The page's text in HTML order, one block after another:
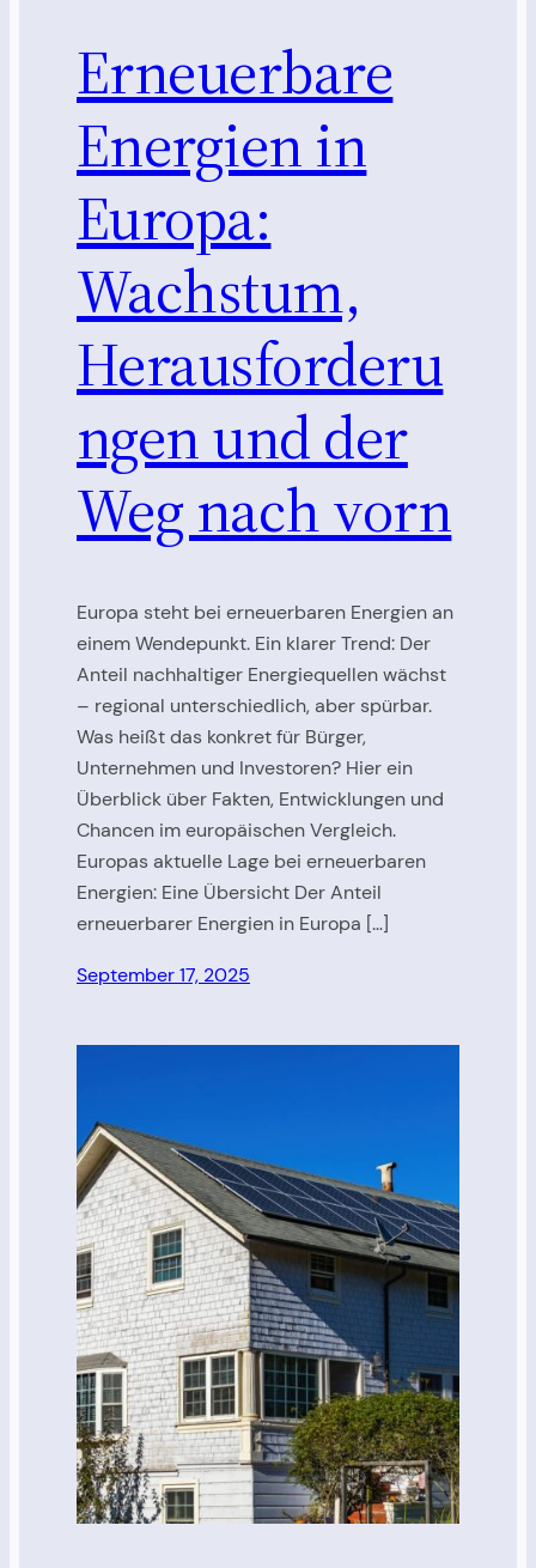
Erneuerbare
Energien in
Europa:
Wachstum,
Herausforderu
ngen und der
Weg nach vorn
Europa steht bei erneuerbaren Energien an
einem Wendepunkt. Ein klarer Trend: Der
Anteil nachhaltiger Energiequellen wächst
– regional unterschiedlich, aber spürbar.
Was heißt das konkret für Bürger,
Unternehmen und Investoren? Hier ein
Überblick über Fakten, Entwicklungen und
Chancen im europäischen Vergleich.
Europas aktuelle Lage bei erneuerbaren
Energien: Eine Übersicht Der Anteil
erneuerbarer Energien in Europa […]
September 17, 2025